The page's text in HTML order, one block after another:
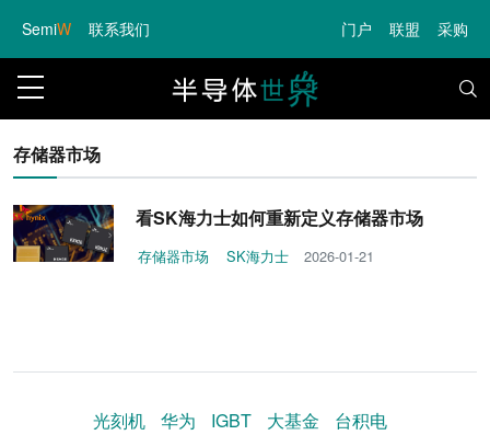
SemiW 联系我们 门户 联盟 采购
存储器市场
看SK海力士如何重新定义存储器市场
存储器市场 SK海力士 2026-01-21
光刻机 华为 IGBT 大基金 台积电